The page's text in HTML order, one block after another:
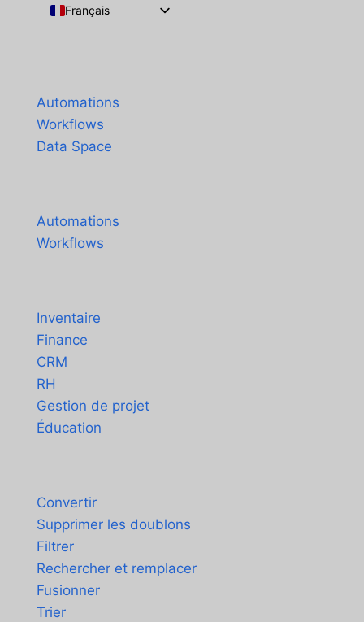
Français
Automations
Workflows
Data Space
Automations
Workflows
Inventaire
Finance
CRM
RH
Gestion de projet
Éducation
Convertir
Supprimer les doublons
Filtrer
Rechercher et remplacer
Fusionner
Trier